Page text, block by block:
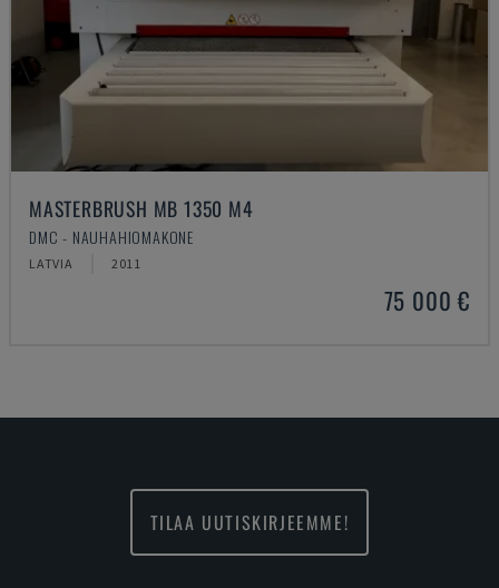
MASTERBRUSH MB 1350 M4
DMC - NAUHAHIOMAKONE
LATVIA 2011
75 000 €
TILAA UUTISKIRJEEMME!